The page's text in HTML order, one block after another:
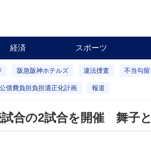
経済 スポーツ
阪急阪神ホテルズ 違法捜査 不当勾留
公債費負担負担適正化計画 報道
合の2試合を開催 舞子